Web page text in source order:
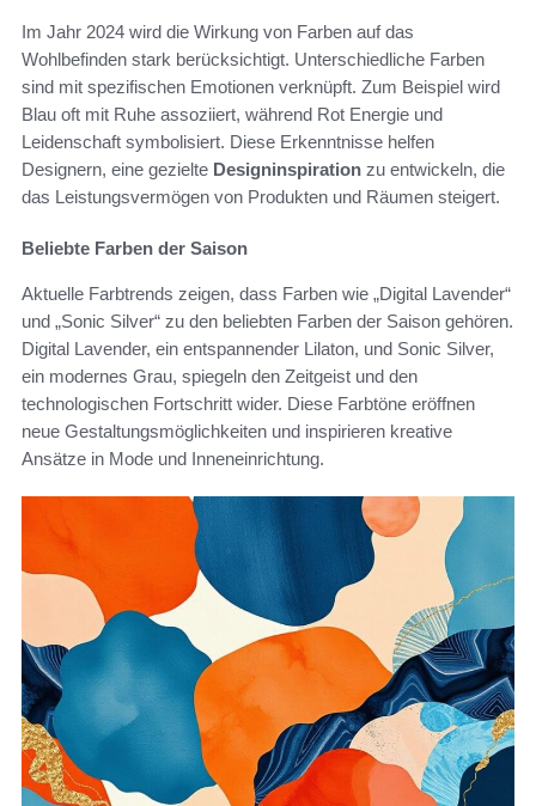
Im Jahr 2024 wird die Wirkung von Farben auf das
Wohlbefinden stark berücksichtigt. Unterschiedliche Farben
sind mit spezifischen Emotionen verknüpft. Zum Beispiel wird
Blau oft mit Ruhe assoziiert, während Rot Energie und
Leidenschaft symbolisiert. Diese Erkenntnisse helfen
Designern, eine gezielte Designinspiration zu entwickeln, die
das Leistungsvermögen von Produkten und Räumen steigert.
Beliebte Farben der Saison
Aktuelle Farbtrends zeigen, dass Farben wie „Digital Lavender“
und „Sonic Silver“ zu den beliebten Farben der Saison gehören.
Digital Lavender, ein entspannender Lilaton, und Sonic Silver,
ein modernes Grau, spiegeln den Zeitgeist und den
technologischen Fortschritt wider. Diese Farbtöne eröffnen
neue Gestaltungsmöglichkeiten und inspirieren kreative
Ansätze in Mode und Inneneinrichtung.